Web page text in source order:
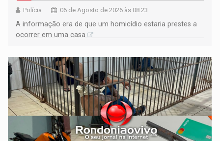
Polícia 06 de Agosto de 2026 às 08:23
A informação era de que um homicídio estaria prestes a
ocorrer em uma casa